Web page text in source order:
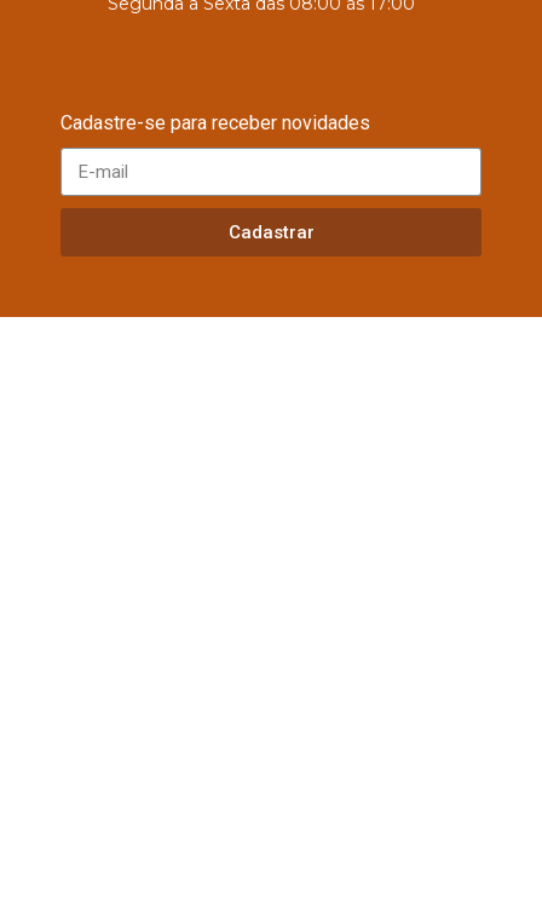
Cadastre-se para receber novidades
Cadastrar